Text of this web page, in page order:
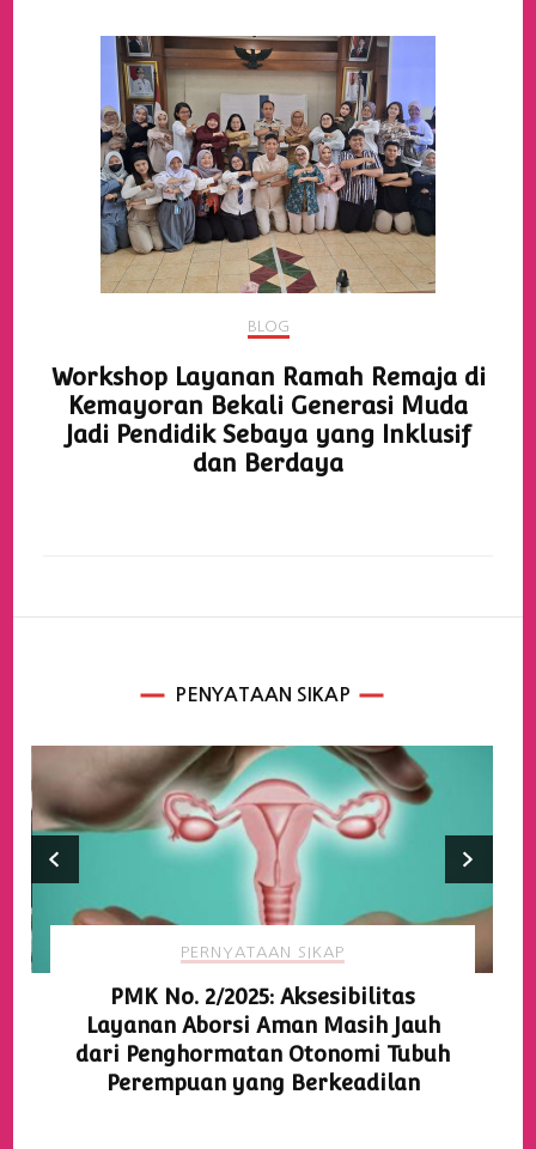
BLOG
Workshop Layanan Ramah Remaja di
Kemayoran Bekali Generasi Muda
Jadi Pendidik Sebaya yang Inklusif
dan Berdaya
PENYATAAN SIKAP
PERNYATAAN SIKAP
PMK No. 2/2025: Aksesibilitas
Layanan Aborsi Aman Masih Jauh
dari Penghormatan Otonomi Tubuh
Perempuan yang Berkeadilan